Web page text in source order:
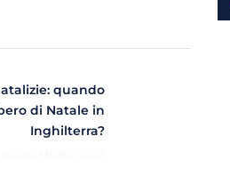
quando
di Natale in
Inghilterra?